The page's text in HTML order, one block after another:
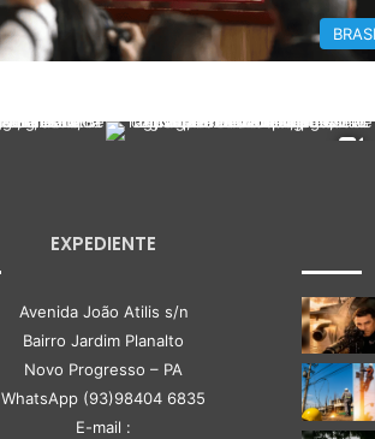
EXPEDIENTE
Avenida João Atilis s/n
Bairro Jardim Planalto
Novo Progresso – PA
WhatsApp (93)98404 6835
E-mail :